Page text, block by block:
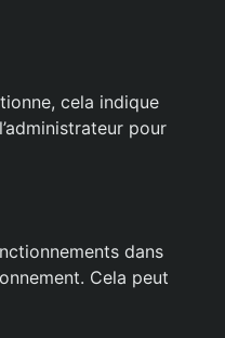
cela indique
pour
dans
Cela peut